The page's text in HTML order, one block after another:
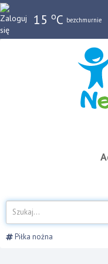
15oC bezchmurnie
Piłka nożna